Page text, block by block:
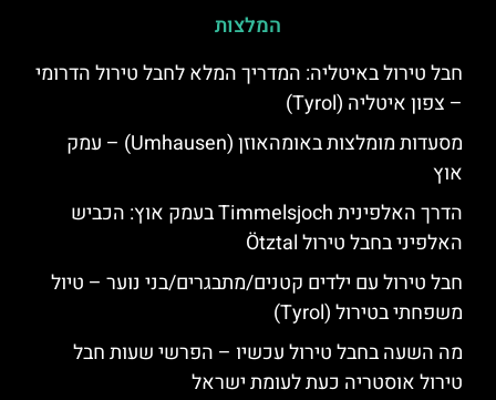
המלצות
חבל טירול באיטליה: המדריך המלא לחבל טירול הדרומי
– צפון איטליה (Tyrol)
מסעדות מומלצות באומהאוזן (Umhausen) – עמק
אוץ
הדרך האלפינית Timmelsjoch בעמק אוץ: הכביש
האלפיני בחבל טירול Ötztal
חבל טירול עם ילדים קטנים/מתבגרים/בני נוער – טיול
משפחתי בטירול (Tyrol)
מה השעה בחבל טירול עכשיו – הפרשי שעות חבל
טירול אוסטריה כעת לעומת ישראל